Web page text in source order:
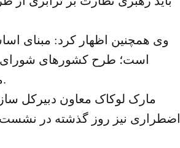
وی همچنین اظهار کرد: مبنای
است؛ طرح کشورهای شورای
مذاکرات ملی یمن و قطعنامه ۲۲۱۶ شورای امنیت.
مارک لوکاک معاون دبیرکل
اضطراری نیز روز گذشته در